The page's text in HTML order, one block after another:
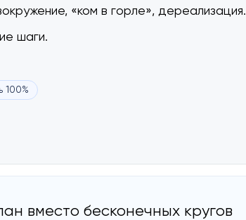
«ком в горле», дереализация.
шаги.
100%
вместо бесконечных кругов